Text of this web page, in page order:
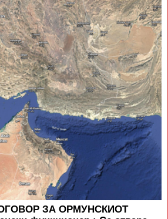
ЗА ОРМУНСКИОТ